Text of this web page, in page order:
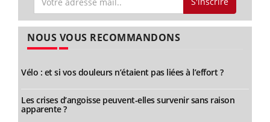
NOUS VOUS RECOMMANDONS
Vélo : et si vos douleurs n’étaient pas liées à l’effort ?
Les crises d’angoisse peuvent-elles survenir sans raison
apparente ?